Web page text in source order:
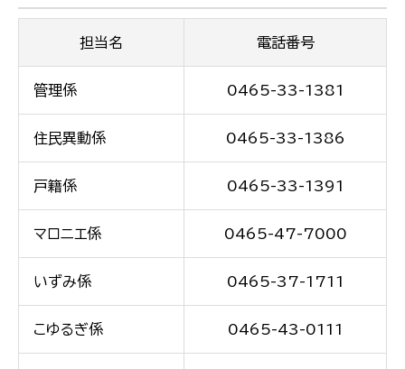
担当名 電話番号
管理係 0465-33-1381
住民異動係 0465-33-1386
戸籍係 0465-33-1391
マロニエ係 0465-47-7000
いずみ係 0465-37-1711
こゆるぎ係 0465-43-0111